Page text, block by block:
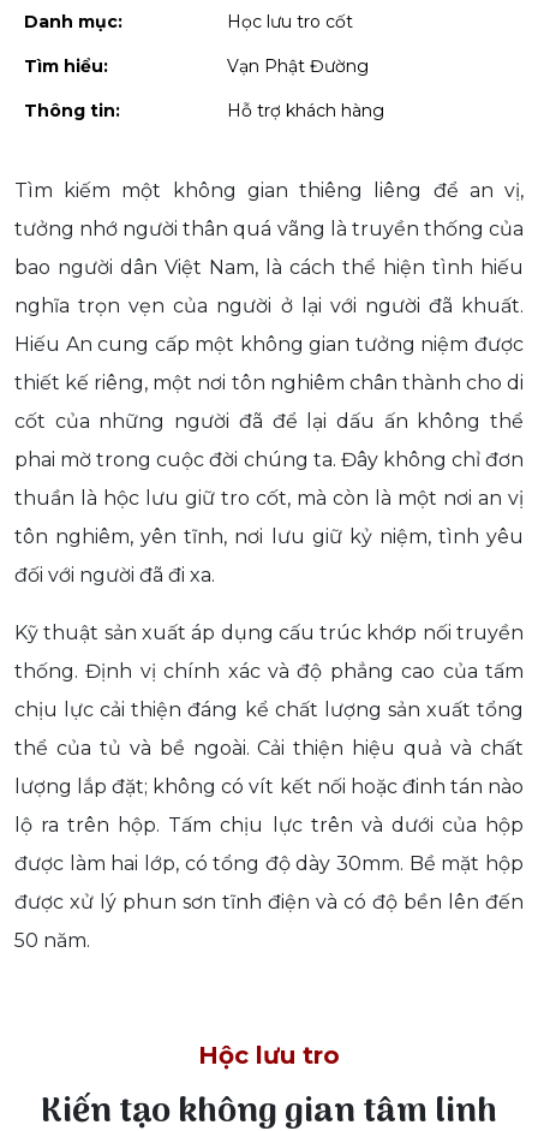
Danh mục: Học lưu tro cốt
Tìm hiểu: Vạn Phật Đường
Thông tin: Hỗ trợ khách hàng
Tìm kiếm một không gian thiêng liêng để an vị,
tưởng nhớ người thân quá vãng là truyền thống của
bao người dân Việt Nam, là cách thể hiện tình hiếu
nghĩa trọn vẹn của người ở lại với người đã khuất.
Hiếu An cung cấp một không gian tưởng niệm được
thiết kế riêng, một nơi tôn nghiêm chân thành cho di
cốt của những người đã để lại dấu ấn không thể
phai mờ trong cuộc đời chúng ta. Đây không chỉ đơn
thuần là hộc lưu giữ tro cốt, mà còn là một nơi an vị
tôn nghiêm, yên tĩnh, nơi lưu giữ kỷ niệm, tình yêu
đối với người đã đi xa.
Kỹ thuật sản xuất áp dụng cấu trúc khớp nối truyền
thống. Định vị chính xác và độ phẳng cao của tấm
chịu lực cải thiện đáng kể chất lượng sản xuất tổng
thể của tủ và bề ngoài. Cải thiện hiệu quả và chất
lượng lắp đặt; không có vít kết nối hoặc đinh tán nào
lộ ra trên hộp. Tấm chịu lực trên và dưới của hộp
được làm hai lớp, có tổng độ dày 30mm. Bề mặt hộp
được xử lý phun sơn tĩnh điện và có độ bền lên đến
50 năm.
Hộc lưu tro
Kiến tạo không gian tâm linh